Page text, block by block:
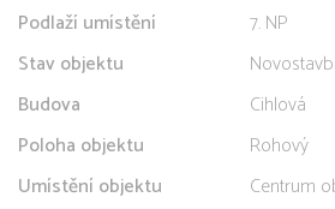
Podlaží umístění
7. NP
Stav objektu
Budova
Cihlová
Poloha objektu
Rohový
Umístění objektu
Centrum